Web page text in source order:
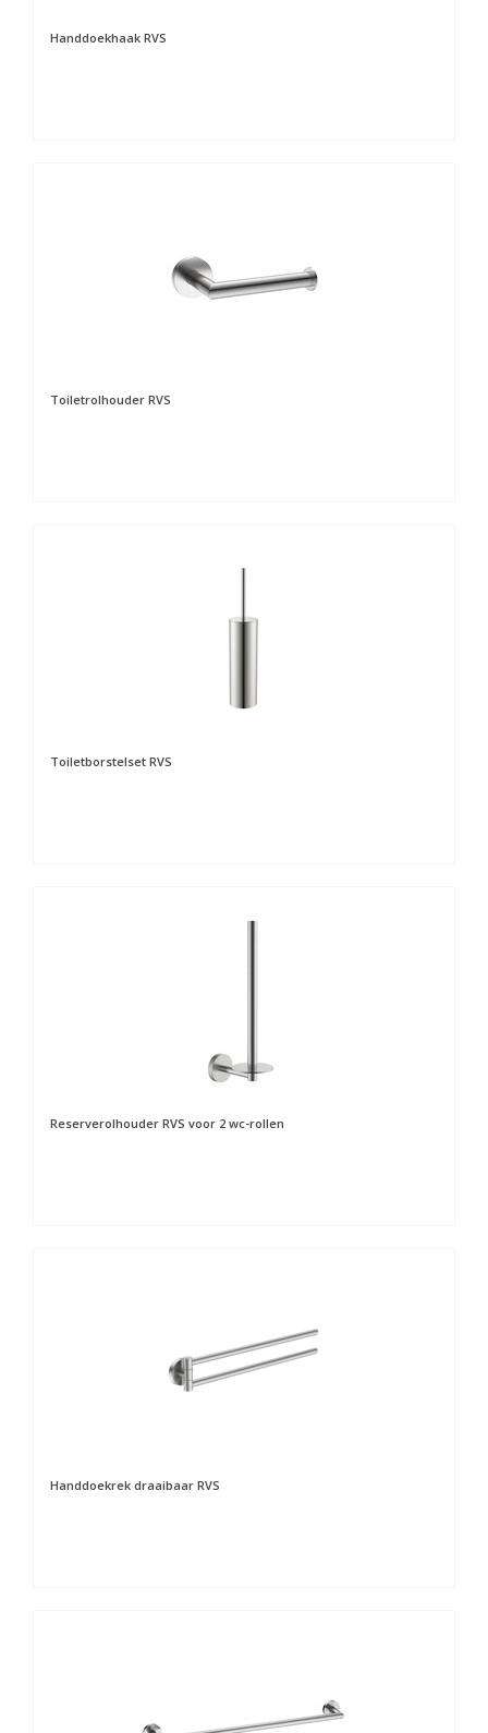
Handdoekhaak RVS
Toiletrolhouder RVS
Toiletborstelset RVS
Reserverolhouder RVS voor 2 wc-rollen
Handdoekrek draaibaar RVS